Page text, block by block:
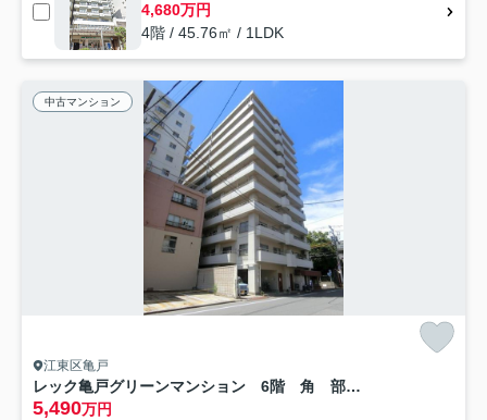
4,680万円
4階 / 45.76㎡ / 1LDK
中古マンション
江東区亀戸
レック亀戸グリーンマンション 6階 角 部屋 リ ノベーション
5,490万円